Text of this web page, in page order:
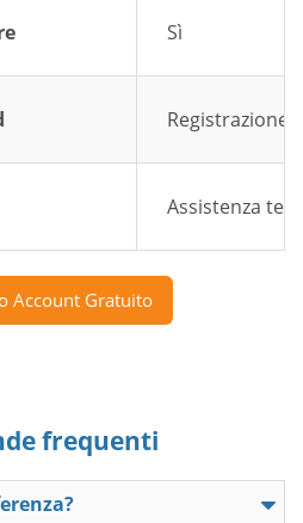
Sì
Registrazione
Assistenza
Account Gratuito
frequenti